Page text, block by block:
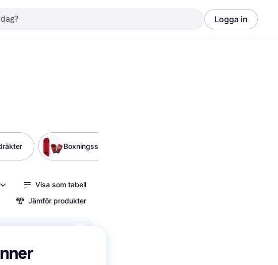
Logga in
Boxningsset
Visa som tabell
Jämför produkter